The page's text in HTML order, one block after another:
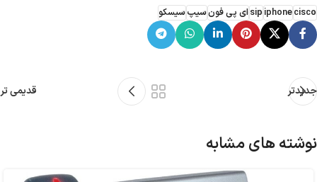
cisco
iphone
sipای پی فونسیپسیسکو
جدیدتر قدیمی تر
نوشته های مشابه